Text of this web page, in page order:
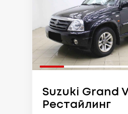
Suzuki Grand
Рестайлинг